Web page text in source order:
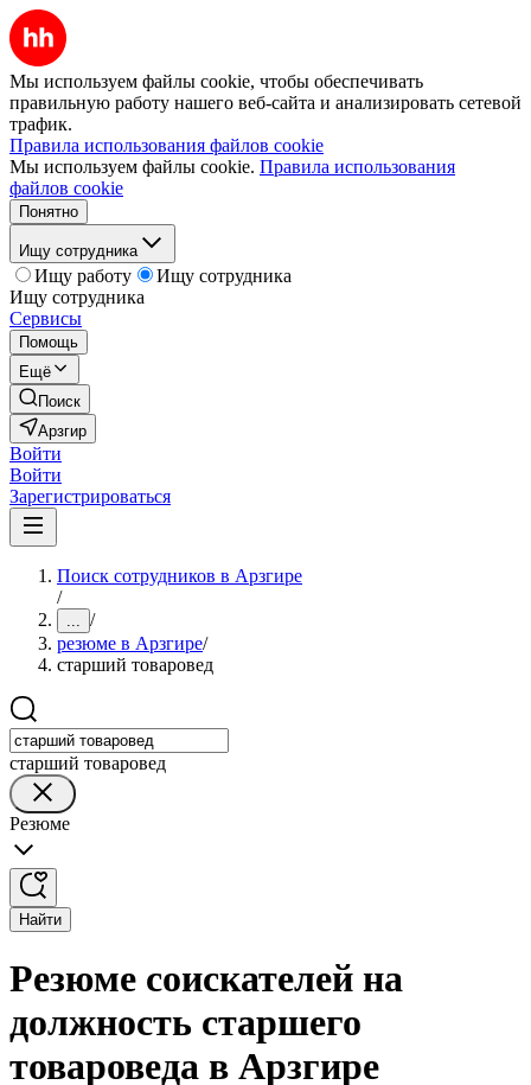
Мы используем файлы cookie, чтобы обеспечивать
правильную работу нашего веб-сайта и анализировать сетевой
трафик.
Правила использования файлов cookie
Мы используем файлы cookie. Правила использования
файлов cookie
Понятно
Ищу сотрудника
Ищу работу
Ищу сотрудника
Ищу сотрудника
Сервисы
Помощь
Ещё
Поиск
Арзгир
Войти
Войти
Зарегистрироваться
Поиск сотрудников в Арзгире
/
... /
резюме в Арзгире/
старший товаровед
старший товаровед
Резюме
Найти
Резюме соискателей на
должность старшего
товароведа в Арзгире